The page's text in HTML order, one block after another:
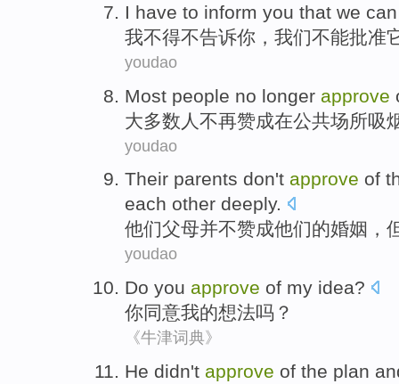
I have to inform you that we
我不得不告诉你 ， 我们不能批准
youdao
Most people no longer approve
大多数 人 不再赞成在公共场所吸
youdao
Their parents don't approve of
each other deeply.
他们父母并不赞成他们的婚姻 ，
youdao
Do you approve of my idea?
你同意我的想法吗？
《牛津词典》
He didn't approve of the plan